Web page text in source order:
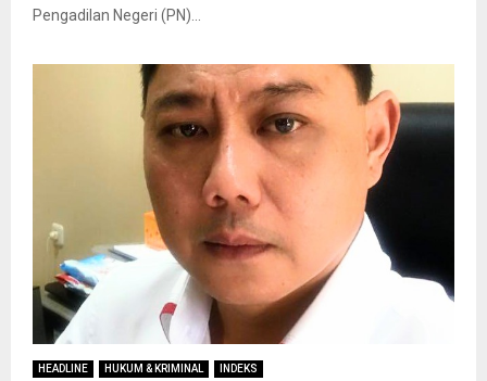
Pengadilan Negeri (PN)...
HEADLINE HUKUM & KRIMINAL INDEKS